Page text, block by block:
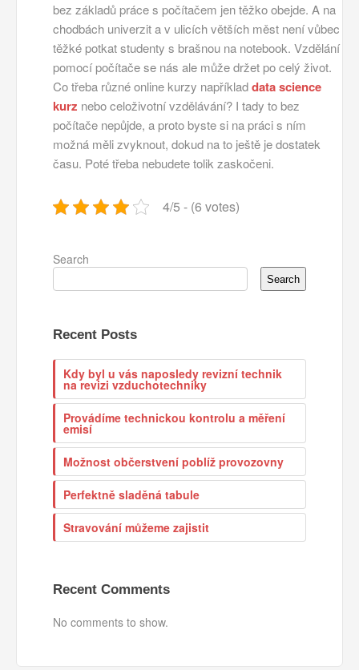
bez základů práce s počítačem jen těžko obejde. A na
chodbách univerzit a v ulicích větších měst není vůbec
těžké potkat studenty s brašnou na notebook. Vzdělání
pomocí počítače se nás ale může držet po celý život.
Co třeba různé online kurzy napříkladdata science
kurz nebo celoživotní vzdělávání? I tady to bez
počítače nepůjde, a proto byste si na práci s ním
možná měli zvyknout, dokud na to ještě je dostatek
času. Poté třeba nebudete tolik zaskočeni.
4/5 - (6 votes)
Search
Search
Recent Posts
Kdy byl u vás naposledy revizní technik
na revizi vzduchotechniky
Provádíme technickou kontrolu a měření
emisí
Možnost občerstvení poblíž provozovny
Perfektně sladěná tabule
Stravování můžeme zajistit
Recent Comments
No comments to show.